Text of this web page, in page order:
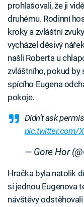
prohlašovali, že ji
druhému. Rodinní
kroky a zvláštní
vycházel děsivý
našli Roberta u
zvláštního, pokud by
spícího Eugena
pokoje.
Didn’t ask
pic.twitter.com/
— Gore Hor
Hračka byla natolik
si jednou Eugenova
návštěvy